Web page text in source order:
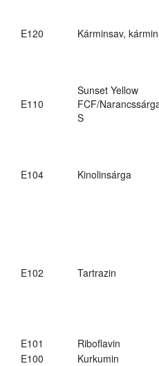
E120 Kárminsav, kármin
E110
Sunset Yellow
FCF/
S
E104 Kinolinsárga
E102 Tartrazin
E101
Riboflavin
E100
Kurkumin